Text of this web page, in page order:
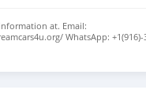
at. Email:
WhatsApp: +1(916)-